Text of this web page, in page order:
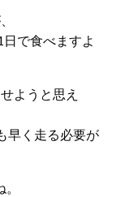
で食べますよ
ようと思え
早く走る必要が